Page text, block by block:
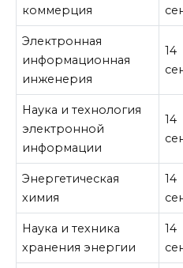
коммерция
Электронная
информационная
инженерия
14
Наука и технология
электронной
информации
14
Энергетическая
химия
14
Наука и техника
хранения энергии
14